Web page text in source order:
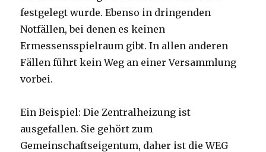
festgelegt wurde. Ebenso in dringenden
Notfällen, bei denen es keinen
Ermessensspielraum gibt. In allen anderen
Fällen führt kein Weg an einer Versammlung
vorbei.
Ein Beispiel: Die Zentralheizung ist
ausgefallen. Sie gehört zum
Gemeinschaftseigentum, daher ist die WEG